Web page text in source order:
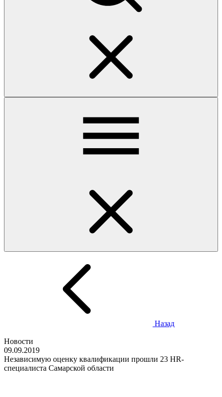
Назад
Новости
09.09.2019
Независимую оценку квалификации прошли 23 HR-
специалиста Самарской области